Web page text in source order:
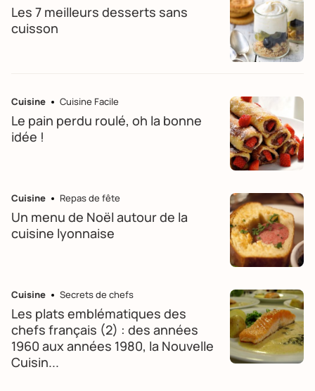
Les 7 meilleurs desserts sans
cuisson
Cuisine Cuisine Facile
Le pain perdu roulé, oh la bonne
idée !
Cuisine Repas de fête
Un menu de Noël autour de la
cuisine lyonnaise
Cuisine Secrets de chefs
Les plats emblématiques des
chefs français (2) : des années
1960 aux années 1980, la Nouvelle
Cuisin...